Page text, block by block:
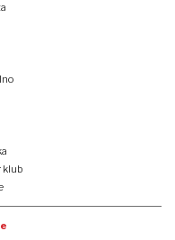
klub